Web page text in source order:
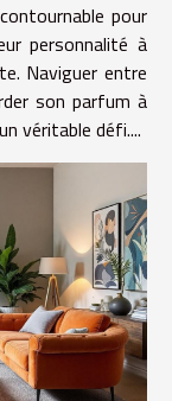
pour
personnalité à
Naviguer entre
son parfum à
véritable défi....